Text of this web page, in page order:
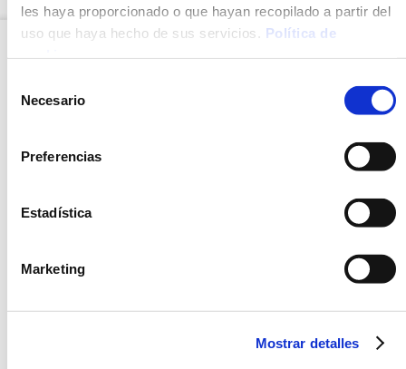
les haya proporcionado o que hayan recopilado a partir del
uso que haya hecho de sus servicios. Política de
Necesario
Preferencias
Estadística
Marketing
Mostrar detalles
PAELLA DE ARROZ
VERDURAS SALTEADAS
AL ACEITE DE